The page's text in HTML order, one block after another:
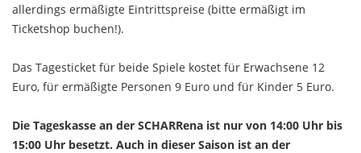
allerdings ermäßigte Eintrittspreise (bitte ermäßigt im
Ticketshop buchen!).
Das Tagesticket für beide Spiele kostet für Erwachsene 12
Euro, für ermäßigte Personen 9 Euro und für Kinder 5 Euro.
Die Tageskasse an der SCHARRena ist nur von 14:00 Uhr bis
15:00 Uhr besetzt. Auch in dieser Saison ist an der